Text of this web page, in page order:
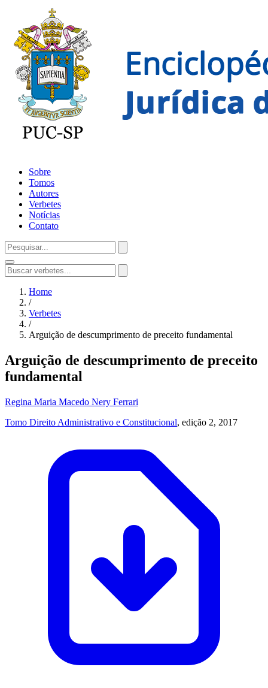
Sobre
Tomos
Autores
Verbetes
Notícias
Contato
Home
/
Verbetes
/
Arguição de descumprimento de preceito fundamental
Arguição de descumprimento de preceito
fundamental
Regina Maria Macedo Nery Ferrari
Tomo Direito Administrativo e Constitucional, edição 2, 2017